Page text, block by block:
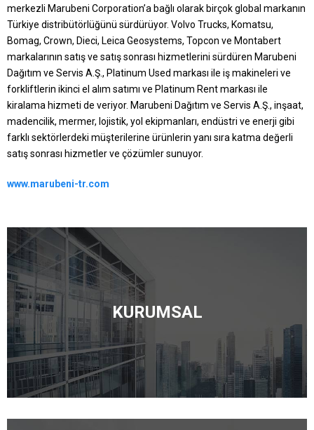
merkezli Marubeni Corporation’a bağlı olarak birçok global markanın
Türkiye distribütörlüğünü sürdürüyor. Volvo Trucks, Komatsu,
Bomag, Crown, Dieci, Leica Geosystems, Topcon ve Montabert
markalarının satış ve satış sonrası hizmetlerini sürdüren Marubeni
Dağıtım ve Servis A.Ş., Platinum Used markası ile iş makineleri ve
forkliftlerin ikinci el alım satımı ve Platinum Rent markası ile
kiralama hizmeti de veriyor. Marubeni Dağıtım ve Servis A.Ş., inşaat,
madencilik, mermer, lojistik, yol ekipmanları, endüstri ve enerji gibi
farklı sektörlerdeki müşterilerine ürünlerin yanı sıra katma değerli
satış sonrası hizmetler ve çözümler sunuyor.
www.marubeni-tr.com
KURUMSAL